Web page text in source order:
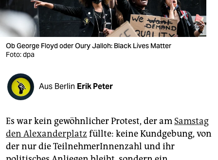
verlag
verlag
shop
fragen & hilfe
unterstützen
abo
Ob George Floyd oder Oury Jalloh: Black Lives Matter
Foto: dpa
Aus Berlin Erik Peter
Es war kein gewöhnlicher Protest, der am Samstag
den Alexanderplatz füllte: keine Kundgebung, von
der nur die TeilnehmerInnenzahl und ihr